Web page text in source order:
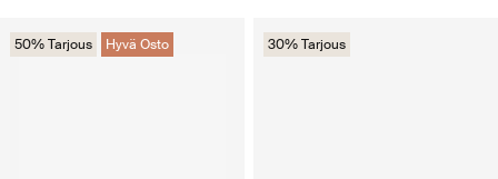
50% Tarjous Hyvä Osto 30% Tarjous